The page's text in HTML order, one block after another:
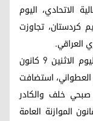
المالية الاتحادي، اليوم
كردستان، تجاوزت
وذكر بيان للدائرة الإعلامية لمجلس النواب اليوم الاثنين 9 كانون
العطواني، استضافت
صبحي خلف والكادر
الموازنة العامة